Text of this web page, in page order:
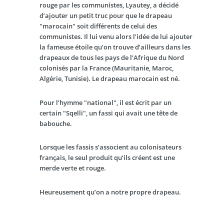
rouge par les communistes, Lyautey, a décidé
d’ajouter un petit truc pour que le drapeau
"marocain" soit différents de celui des
communistes. Il lui venu alors l’idée de lui ajouter
la fameuse étoile qu’on trouve d’ailleurs dans les
drapeaux de tous les pays de l’Afrique du Nord
colonisés par la France (Mauritanie, Maroc,
Algérie, Tunisie). Le drapeau marocain est né.
Pour l’hymme "national", il est écrit par un
certain "Sqelli", un fassi qui avait une tête de
babouche.
Lorsque les fassis s’associent au colonisateurs
français, le seul produit qu’ils créent est une
merde verte et rouge.
Heureusement qu’on a notre propre drapeau.